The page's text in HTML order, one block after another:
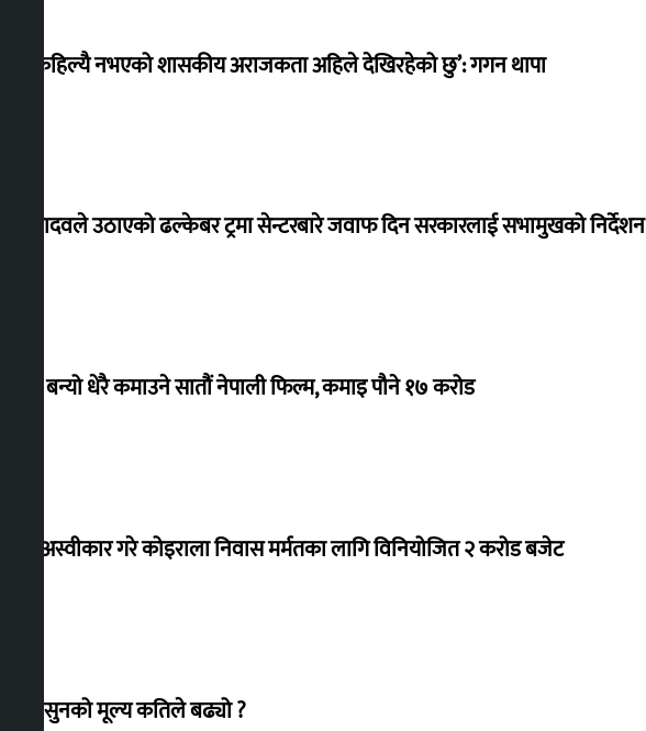
‘देशमा कहिल्यै नभएको शासकीय अराजकता अहिले देखिरहेको छु’: गगन थापा
सांसद यादवले उठाएको ढल्केबर ट्रमा सेन्टरबारे जवाफ दिन सरकारलाई सभामुखको निर्देशन
‘गौंथली’ बन्यो धेरै कमाउने सातौं नेपाली फिल्म, कमाइ पौने १७ करोड
शेखरले अस्वीकार गरे कोइराला निवास मर्मतका लागि विनियोजित २ करोड बजेट
शुक्रबार सुनको मूल्य कतिले बढ्यो ?